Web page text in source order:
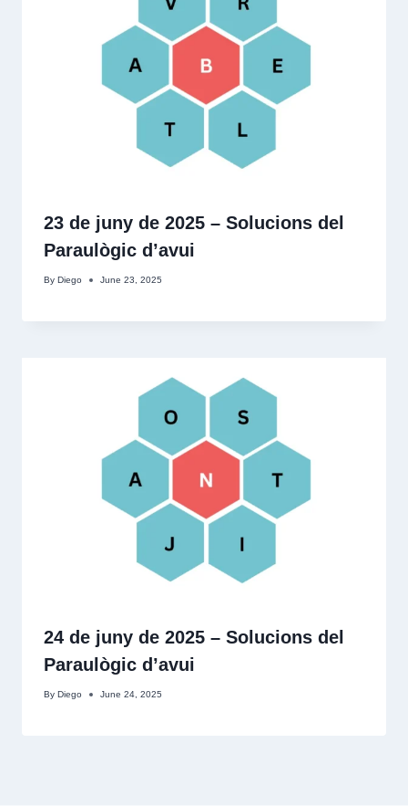
23 de juny de 2025 – Solucions del
Paraulògic d’avui
By Diego June 23, 2025
24 de juny de 2025 – Solucions del
Paraulògic d’avui
By Diego June 24, 2025